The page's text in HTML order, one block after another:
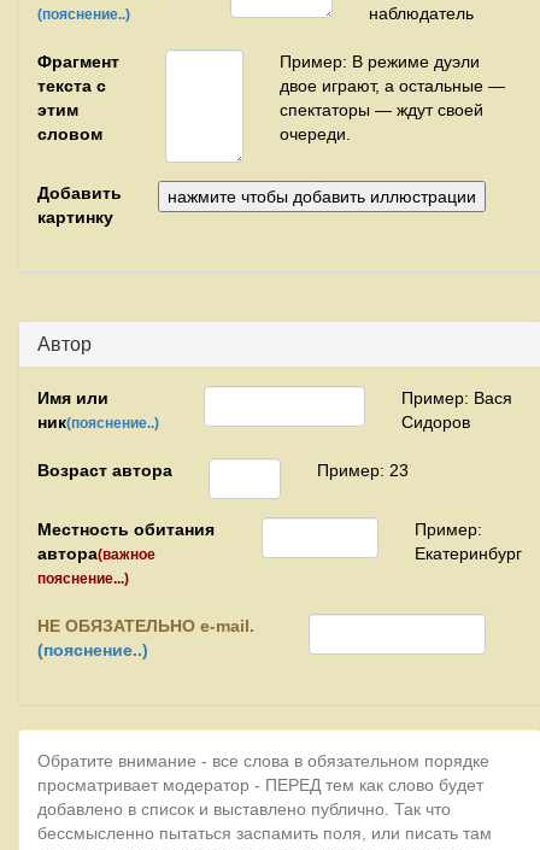
(пояснение..)
наблюдатель
Фрагмент
текста с
этим
словом
Пример: В режиме дуэли
двое играют, а остальные —
спектаторы — ждут своей
очереди.
Добавить
картинку
Автор
Имя или
ник(пояснение..)
Пример: Вася
Сидоров
Возраст автора Пример: 23
Местность обитания
автора(важное
пояснение...)
Пример:
Екатеринбург
НЕ ОБЯЗАТЕЛЬНО e-mail.
(пояснение..)
Обратите внимание - все слова в обязательном порядке
просматривает модератор - ПЕРЕД тем как слово будет
добавлено в список и выставлено публично. Так что
бессмысленно пытаться заспамить поля, или писать там